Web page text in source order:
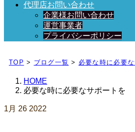
代理店お問い合わせ
企業様お問い合わせ
運営事業者
プライバシーポリシー
日々、ブログを更新中！
TOP > ブログ一覧 > 必要な時に必要
HOME
必要な時に必要なサポートを
1月 26 2022